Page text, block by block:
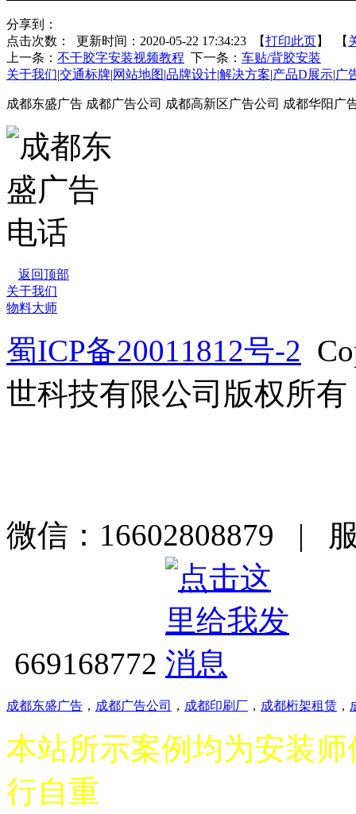
分享到：
点击次数：
更新时间：2020-05-22 17:34:23 【打印此页】 【
上一条： 不干胶字安装视频教程 下一条： 车贴/背胶安装
关于我们|交通标牌|网站地图|品牌设计|解决方案|产品D展示|广
成都东盛广告 成都广告公司 成都高新区广告公司 成都华阳广
返回顶部
关于我们
物料大师
蜀ICP备20011812号-2
世科技有限公司版权所有
微信：16602808879 |
669168772
成都东盛广告 ， 成都广告公司 ， 成都印刷厂 ， 成都桁架租赁 ，
本站所示案例均为安装
行自重